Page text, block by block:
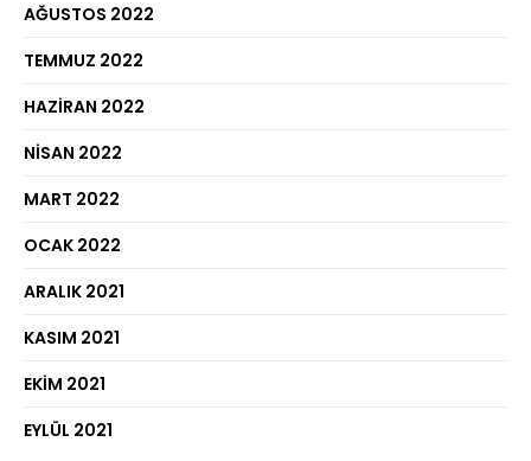
AĞUSTOS 2022
TEMMUZ 2022
HAZIRAN 2022
NISAN 2022
MART 2022
OCAK 2022
ARALIK 2021
KASIM 2021
EKIM 2021
EYLÜL 2021